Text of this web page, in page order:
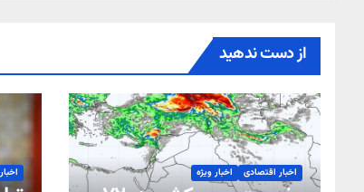
از دست ندهید
اخبار اقتصادی اخبار ویژه